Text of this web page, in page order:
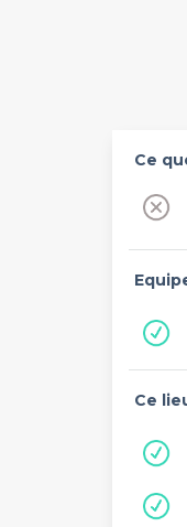
Ce
Ce